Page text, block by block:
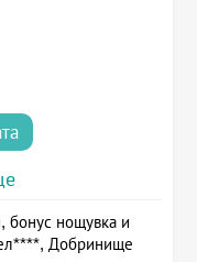
бонус нощувка и
Добринище